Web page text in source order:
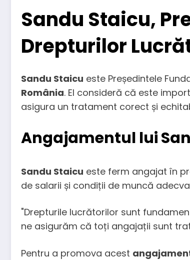
Sandu Staicu,
Drepturilor
Sandu Staicu este Președintele
România. El consideră că este
asigura un tratament corect și
Angajamentul lui
Sandu Staicu este ferm angajat în
de salarii și condiții de muncă
"Drepturile lucrătorilor sunt
ne asigurăm că toți angajații sunt
Pentru a promova acest